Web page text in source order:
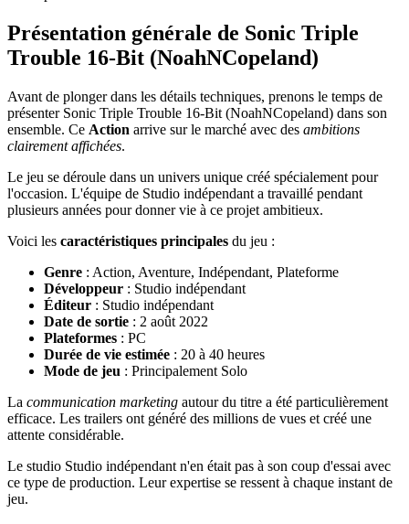
Présentation générale de Sonic Triple
Trouble 16-Bit (NoahNCopeland)
Avant de plonger dans les détails techniques, prenons le temps de
présenter Sonic Triple Trouble 16-Bit (NoahNCopeland) dans son
ensemble. Ce Action arrive sur le marché avec des ambitions
clairement affichées.
Le jeu se déroule dans un univers unique créé spécialement pour
l'occasion. L'équipe de Studio indépendant a travaillé pendant
plusieurs années pour donner vie à ce projet ambitieux.
Voici les caractéristiques principales du jeu :
Genre : Action, Aventure, Indépendant, Plateforme
Développeur : Studio indépendant
Éditeur : Studio indépendant
Date de sortie : 2 août 2022
Plateformes : PC
Durée de vie estimée : 20 à 40 heures
Mode de jeu : Principalement Solo
La communication marketing autour du titre a été particulièrement
efficace. Les trailers ont généré des millions de vues et créé une
attente considérable.
Le studio Studio indépendant n'en était pas à son coup d'essai avec
ce type de production. Leur expertise se ressent à chaque instant de
jeu.